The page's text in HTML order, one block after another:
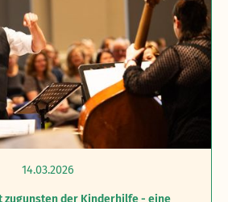
14.03.2026
zugunsten der Kinderhilfe - eine